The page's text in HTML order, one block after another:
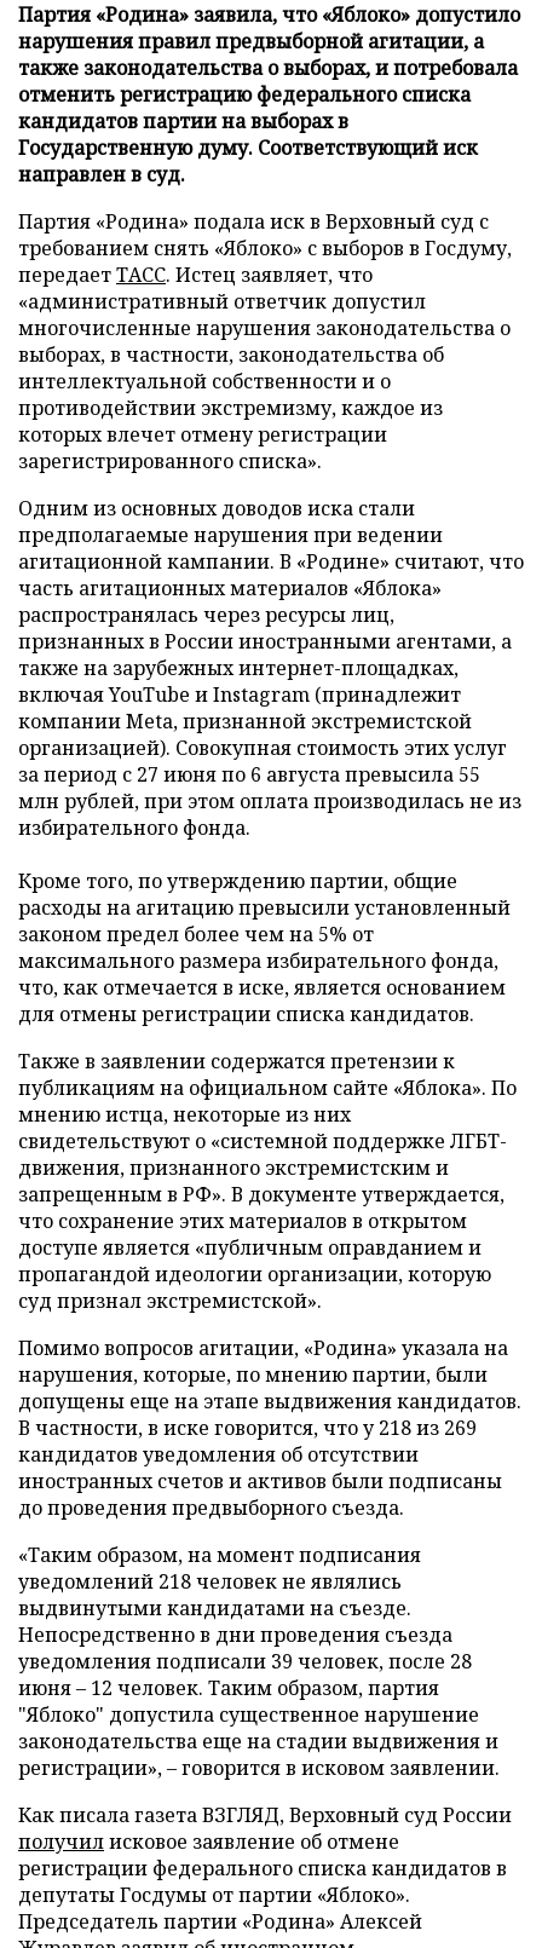
Партия «Родина» заявила, что «Яблоко» допустило
нарушения правил предвыборной агитации, а
также законодательства о выборах, и потребовала
отменить регистрацию федерального списка
кандидатов партии на выборах в
Государственную думу. Соответствующий иск
направлен в суд.
Партия «Родина» подала иск в Верховный суд с
требованием снять «Яблоко» с выборов в Госдуму,
передаетТАСС. Истец заявляет, что
«административный ответчик допустил
многочисленные нарушения законодательства о
выборах, в частности, законодательства об
интеллектуальной собственности и о
противодействии экстремизму, каждое из
которых влечет отмену регистрации
зарегистрированного списка».
Одним из основных доводов иска стали
предполагаемые нарушения при ведении
агитационной кампании. В «Родине» считают, что
часть агитационных материалов «Яблока»
распространялась через ресурсы лиц,
признанных в России иностранными агентами, а
также на зарубежных интернет-площадках,
включая YouTube и Instagram (принадлежит
компании Meta, признанной экстремистской
организацией). Совокупная стоимость этих услуг
за период с 27 июня по 6 августа превысила 55
млн рублей, при этом оплата производилась не из
избирательного фонда.
Кроме того, по утверждению партии, общие
расходы на агитацию превысили установленный
законом предел более чем на 5% от
максимального размера избирательного фонда,
что, как отмечается в иске, является основанием
для отмены регистрации списка кандидатов.
Также в заявлении содержатся претензии к
публикациям на официальном сайте «Яблока». По
мнению истца, некоторые из них
свидетельствуют о «системной поддержке ЛГБТ-
движения, признанного экстремистским и
запрещенным в РФ». В документе утверждается,
что сохранение этих материалов в открытом
доступе является «публичным оправданием и
пропагандой идеологии организации, которую
суд признал экстремистской».
Помимо вопросов агитации, «Родина» указала на
нарушения, которые, по мнению партии, были
допущены еще на этапе выдвижения кандидатов.
В частности, в иске говорится, что у 218 из 269
кандидатов уведомления об отсутствии
иностранных счетов и активов были подписаны
до проведения предвыборного съезда.
«Таким образом, на момент подписания
уведомлений 218 человек не являлись
выдвинутыми кандидатами на съезде.
Непосредственно в дни проведения съезда
уведомления подписали 39 человек, после 28
июня – 12 человек. Таким образом, партия
"Яблоко" допустила существенное нарушение
законодательства еще на стадии выдвижения и
регистрации», – говорится в исковом заявлении.
Как писала газета ВЗГЛЯД, Верховный суд России
получилисковое заявление об отмене
регистрации федерального списка кандидатов в
депутаты Госдумы от партии «Яблоко».
Председатель партии «Родина» Алексей